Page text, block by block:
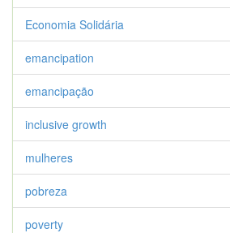
Economia Solidária
emancipation
emancipação
inclusive growth
mulheres
pobreza
poverty